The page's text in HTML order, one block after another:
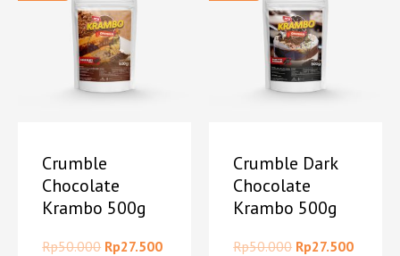
Crumble
Chocolate
Krambo 500g
Rp50.000 Rp27.500
Crumble Dark
Chocolate
Krambo 500g
Rp50.000 Rp27.500